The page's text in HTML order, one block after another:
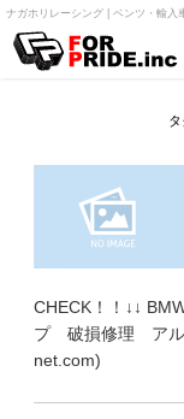
ナガホリレーシング | ベンツ・輸
タ
CHECK！！↓↓
プ 破損修理 アル
net.com)